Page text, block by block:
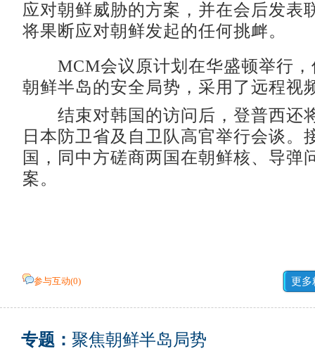
应对朝鲜威胁的方案，并在会后发表
将果断应对朝鲜发起的任何挑衅。
MCM会议原计划在华盛顿举行，
朝鲜半岛的安全局势，采用了远程视
结束对韩国的访问后，登普西还
日本防卫省及自卫队高官举行会谈。
国，同中方磋商两国在朝鲜核、导弹
案。
参与互动(0) 更多
专题： 聚焦朝鲜半岛局势